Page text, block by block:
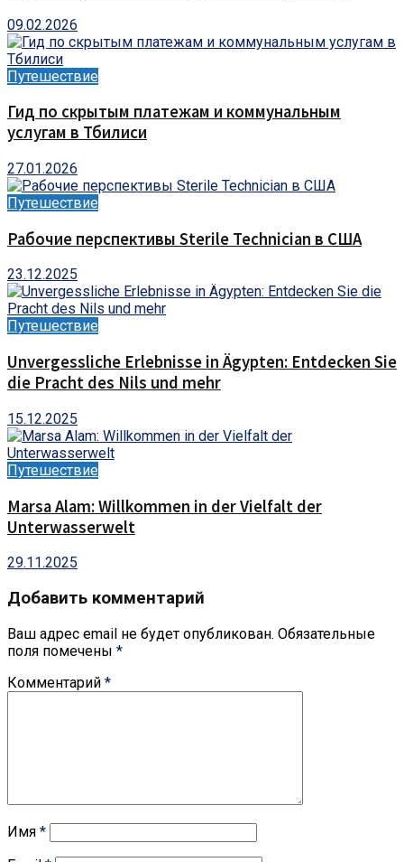
09.02.2026
Путешествие
Гид по скрытым платежам и коммунальным
услугам в Тбилиси
27.01.2026
Путешествие
Рабочие перспективы Sterile Technician в США
23.12.2025
Путешествие
Unvergessliche Erlebnisse in Ägypten: Entdecken Sie
die Pracht des Nils und mehr
15.12.2025
Путешествие
Marsa Alam: Willkommen in der Vielfalt der
Unterwasserwelt
29.11.2025
Добавить комментарий
Ваш адрес email не будет опубликован. Обязательные
поля помечены *
Комментарий *
Имя *